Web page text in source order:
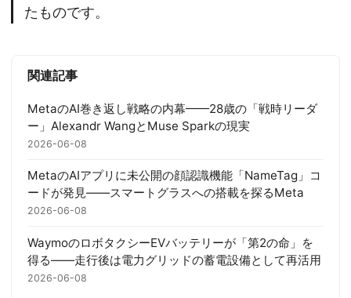
たものです。
関連記事
MetaのAI巻き返し戦略の内幕——28歳の「戦時リーダ
ー」Alexandr WangとMuse Sparkの現実
2026-06-08
MetaのAIアプリに未公開の顔認識機能「NameTag」コ
ードが発見——スマートグラスへの搭載を探るMeta
2026-06-08
WaymoのロボタクシーEVバッテリーが「第2の命」を
得る——走行後は電力グリッドの蓄電設備として再活用
2026-06-08